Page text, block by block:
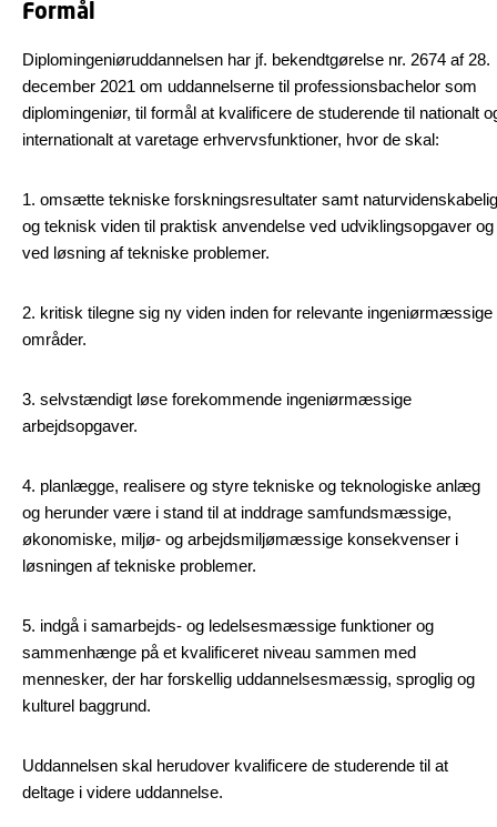
Formål
Diplomingeniøruddannelsen har jf. bekendtgørelse nr. 2674 af 28.
december 2021 om uddannelserne til professionsbachelor som
diplomingeniør, til formål at kvalificere de studerende til nationalt
internationalt at varetage erhvervsfunktioner, hvor de skal:
1. omsætte tekniske forskningsresultater samt naturvidenskabelig
og teknisk viden til praktisk anvendelse ved udviklingsopgaver og
ved løsning af tekniske problemer.
2. kritisk tilegne sig ny viden inden for relevante ingeniørmæssige
områder.
3. selvstændigt løse forekommende ingeniørmæssige
arbejdsopgaver.
4. planlægge, realisere og styre tekniske og teknologiske anlæg
og herunder være i stand til at inddrage samfundsmæssige,
økonomiske, miljø- og arbejdsmiljømæssige konsekvenser i
løsningen af tekniske problemer.
5. indgå i samarbejds- og ledelsesmæssige funktioner og
sammenhænge på et kvalificeret niveau sammen med
mennesker, der har forskellig uddannelsesmæssig, sproglig og
kulturel baggrund.
Uddannelsen skal herudover kvalificere de studerende til at
deltage i videre uddannelse.